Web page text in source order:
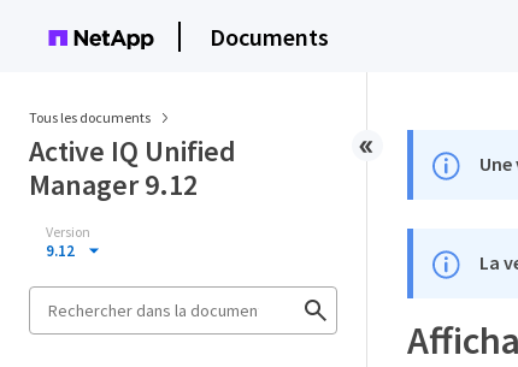
Documents
Tous les documents
Active IQ Unified
Manager 9.12
Version
9.12 La